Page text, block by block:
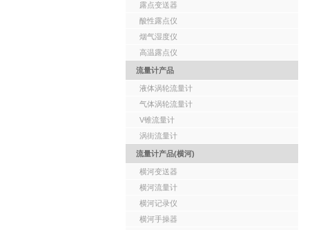
露点变送器
酸性露点仪
烟气湿度仪
高温露点仪
流量计产品
液体涡轮流量计
气体涡轮流量计
V锥流量计
涡街流量计
流量计产品(横河)
横河变送器
横河流量计
横河记录仪
横河手操器